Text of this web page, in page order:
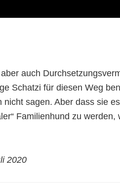
auch
Schatzi für diesen Weg
nicht sagen. Aber dass sie
Familienhund zu werden,
2020